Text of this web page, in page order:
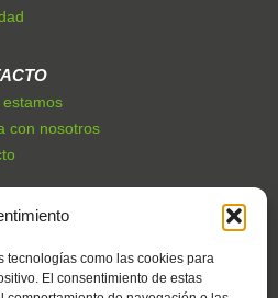
tecnologías como las cookies para
El consentimiento de estas
estamos
con nosotros